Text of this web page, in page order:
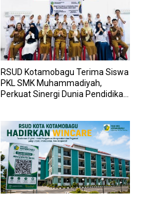
RSUD Kotamobagu Terima Siswa
PKL SMK Muhammadiyah,
Perkuat Sinergi Dunia Pendidikan